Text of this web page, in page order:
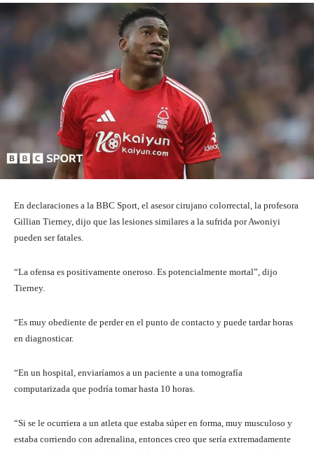
En declaraciones a la BBC Sport, el asesor cirujano colorrectal, la profesora
Gillian Tierney, dijo que las lesiones similares a la sufrida por Awoniyi
pueden ser fatales.
“La ofensa es positivamente oneroso. Es potencialmente mortal”, dijo
Tierney.
“Es muy obediente de perder en el punto de contacto y puede tardar horas
en diagnosticar.
“En un hospital, enviaríamos a un paciente a una tomografía
computarizada que podría tomar hasta 10 horas.
“Si se le ocurriera a un atleta que estaba súper en forma, muy musculoso y
estaba corriendo con adrenalina, entonces creo que sería extremadamente